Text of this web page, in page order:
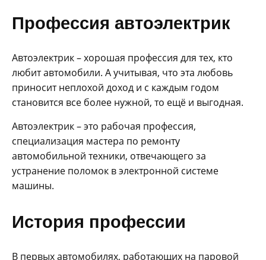
Профессия автоэлектрик
Автоэлектрик – хорошая профессия для тех, кто
любит автомобили. А учитывая, что эта любовь
приносит неплохой доход и с каждым годом
становится все более нужной, то ещё и выгодная.
Автоэлектрик – это рабочая профессия,
специализация мастера по ремонту
автомобильной техники, отвечающего за
устранение поломок в электронной системе
машины.
История профессии
В первых автомобилях, работающих на паровой